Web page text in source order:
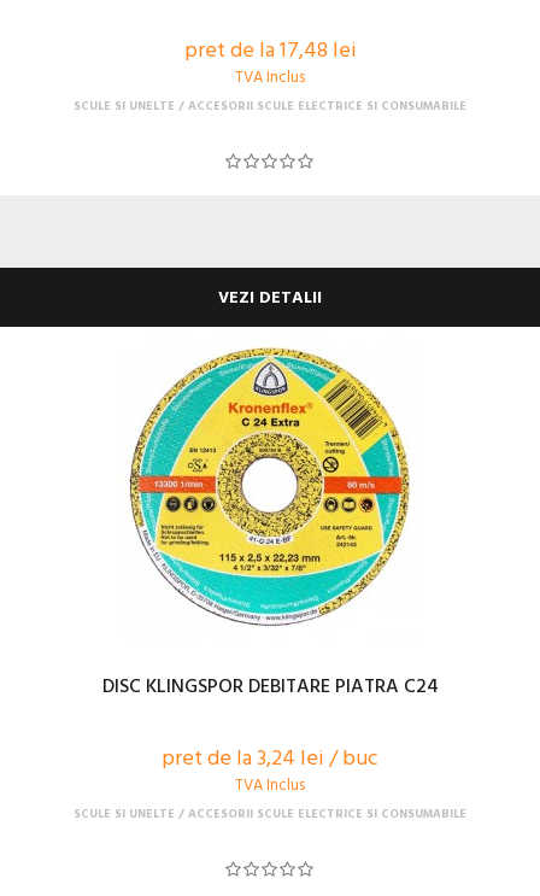
pret de la 17,48 lei
TVA Inclus
SCULE SI UNELTE ACCESORII SCULE ELECTRICE SI CONSUMABILE
VEZI DETALII
DISC KLINGSPOR DEBITARE PIATRA C24
pret de la 3,24 lei / buc
TVA Inclus
SCULE SI UNELTE ACCESORII SCULE ELECTRICE SI CONSUMABILE